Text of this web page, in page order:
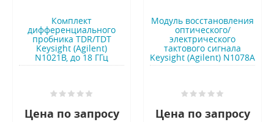
Комплект
дифференциального
пробника TDR/TDT
Keysight (Agilent)
N1021B, до 18 ГГц
Цена по запросу
Модуль восстановления
оптического/
электрического
тактового сигнала
Keysight (Agilent) N1078A
Цена по запросу